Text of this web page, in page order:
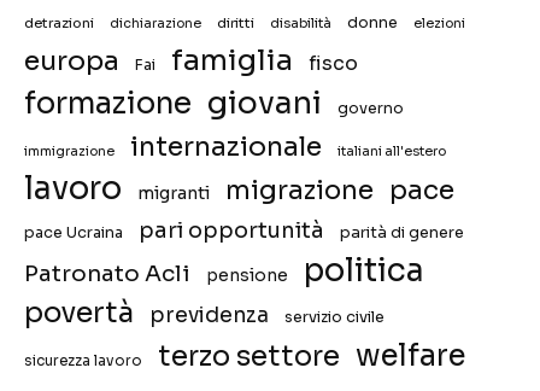
detrazioni dichiarazione diritti disabilità donne elezioni
europa Fai famiglia fisco
formazione giovani governo
immigrazione internazionale italiani all'estero
lavoro migranti migrazione pace
pace Ucraina pari opportunità parità di genere
Patronato Acli pensione politica
povertà previdenza servizio civile
sicurezza lavoro terzo settore welfare